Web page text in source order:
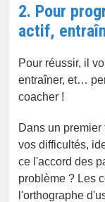
2. Pour
actif,
Pour réussir, il
entraîner, et…
coacher !
Dans un
vos difficultés,
ce l'accord des
problème ? Les
l'orthographe